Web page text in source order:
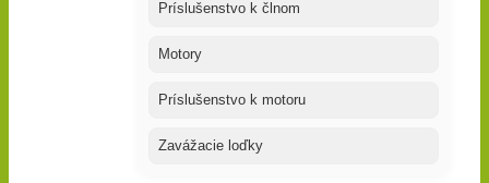
Príslušenstvo k člnom
Motory
Príslušenstvo k motoru
Zavážacie loďky